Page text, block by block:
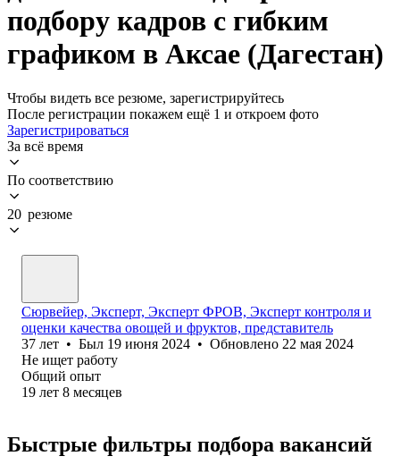
подбору кадров с гибким
графиком в Аксае (Дагестан)
Чтобы видеть все резюме, зарегистрируйтесь
После регистрации покажем ещё 1 и откроем фото
Зарегистрироваться
За всё время
По соответствию
20 резюме
Сюрвейер, Эксперт, Эксперт ФРОВ, Эксперт контроля и
оценки качества овощей и фруктов, представитель
37 лет • Был 19 июня 2024 • Обновлено 22 мая 2024
Не ищет работу
Общий опыт
19 лет 8 месяцев
Быстрые фильтры подбора вакансий